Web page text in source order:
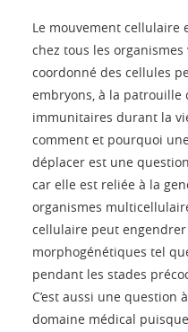
Le mouvement cellulaire
chez tous les
coordonné des cellules
embryons, à la patrouille
immunitaires durant la
comment et pourquoi
déplacer est une
car elle est reliée à la
organismes
cellulaire peut
morphogénétiques tel
pendant les stades
C’est aussi une question
domaine médical